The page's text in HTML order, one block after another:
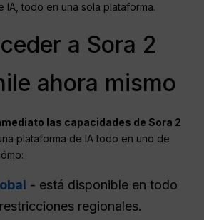
IA, todo en una sola plataforma.
a Sora 2
ahora mismo
las capacidades de Sora 2
plataforma de IA todo en uno de
- está disponible en todo
regionales.